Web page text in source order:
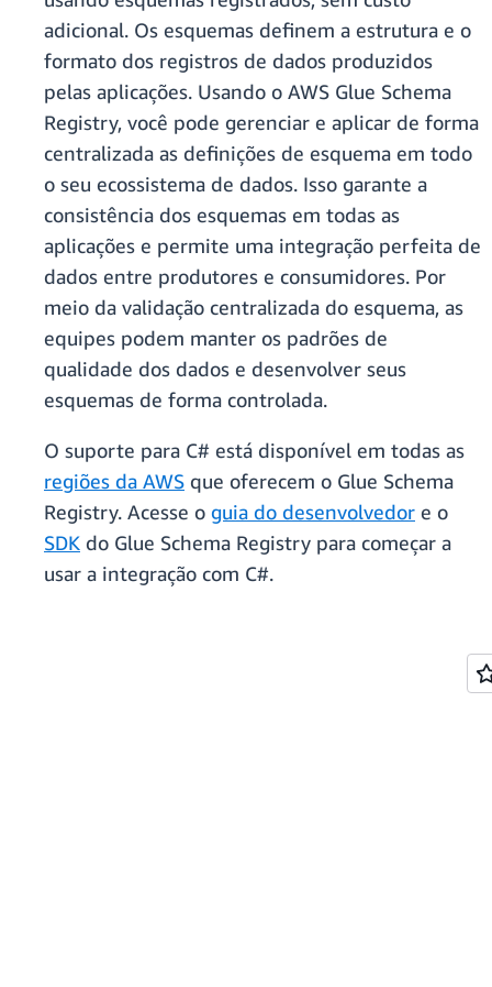
adicional. Os esquemas definem a estrutura e o
formato dos registros de dados produzidos
pelas aplicações. Usando o AWS Glue Schema
Registry, você pode gerenciar e aplicar de forma
centralizada as definições de esquema em todo
o seu ecossistema de dados. Isso garante a
consistência dos esquemas em todas as
aplicações e permite uma integração perfeita de
dados entre produtores e consumidores. Por
meio da validação centralizada do esquema, as
equipes podem manter os padrões de
qualidade dos dados e desenvolver seus
esquemas de forma controlada.
O suporte para C# está disponível em todas as
regiões da AWS que oferecem o Glue Schema
Registry. Acesse o guia do desenvolvedor e o
SDK do Glue Schema Registry para começar a
usar a integração com C#.